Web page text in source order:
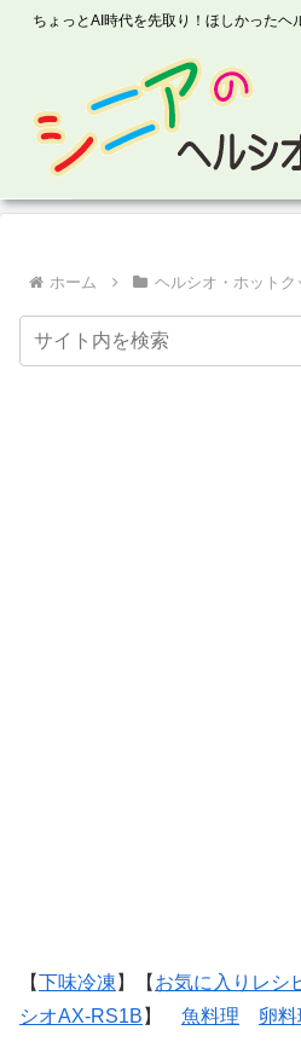
ちょっとAI時代を先取り！ほしかったヘ
ホーム ヘルシオ・ホットク
【下味冷凍 】【 お気に入りレシ
シオAX-RS1B 】 魚料理 卵料